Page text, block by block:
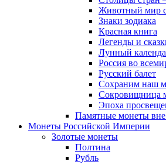
Животный мир
Знаки зодиака
Красная книга
Легенды и
Лунный
Россия во
Русский балет
Сохраним наш
Сокровищница
Эпоха
Памятные монеты вне
Монеты Российской Империи
Золотые монеты
Полтина
Рубль